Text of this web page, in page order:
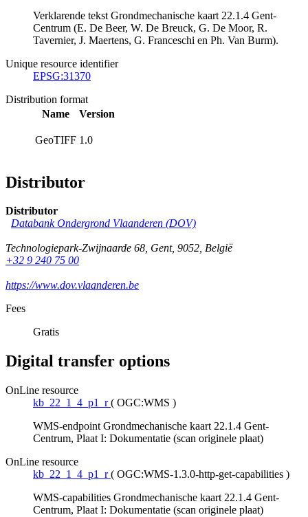
Verklarende tekst Grondmechanische kaart 22.1.4 Gent-
Centrum (E. De Beer, W. De Breuck, G. De Moor, R.
Tavernier, J. Maertens, G. Franceschi en Ph. Van Burm).
Unique resource identifier
EPSG:31370
Distribution format
Name
Version
GeoTIFF 1.0
Distributor
Distributor
Databank Ondergrond Vlaanderen (DOV)
Technologiepark-Zwijnaarde 68, Gent, 9052, België
+32 9 240 75 00
https://www.dov.vlaanderen.be
Fees
Gratis
Digital transfer options
OnLine resource
kb_22_1_4_p1_r ( OGC:WMS )
WMS-endpoint Grondmechanische kaart 22.1.4 Gent-
Centrum, Plaat I: Dokumentatie (scan originele plaat)
OnLine resource
kb_22_1_4_p1_r ( OGC:WMS-1.3.0-http-get-capabilities )
WMS-capabilities Grondmechanische kaart 22.1.4 Gent-
Centrum, Plaat I: Dokumentatie (scan originele plaat)